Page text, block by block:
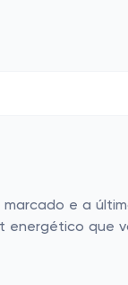
e a
energético que